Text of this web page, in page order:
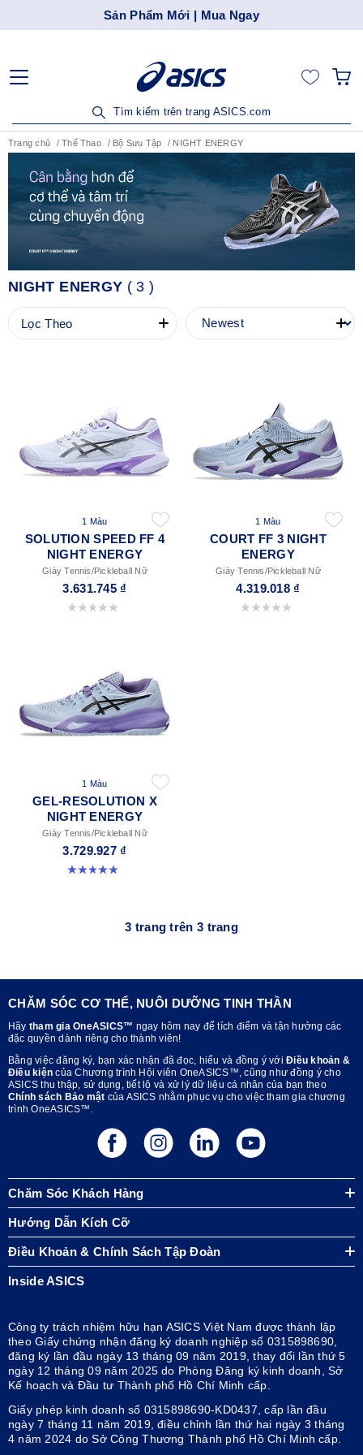
Sản Phẩm Mới | Mua Ngay
Tìm kiếm trên trang ASICS.com
Trang chủ Thể Thao Bộ Sưu Tập NIGHT ENERGY
NIGHT ENERGY ( 3)
Lọc Theo
1 Màu
SOLUTION SPEED FF 4
NIGHT ENERGY
Giày Tennis/Pickleball Nữ
3.631.745 ₫
0.0 trong số 5 sao.
1 Màu
COURT FF 3 NIGHT
ENERGY
Giày Tennis/Pickleball Nữ
4.319.018 ₫
0.0 trong số 5 sao.
1 Màu
GEL-RESOLUTION X
NIGHT ENERGY
Giày Tennis/Pickleball Nữ
3.729.927 ₫
5.0 trong số 5 sao. 1 đánh giá
3 trang trên 3 trang
CHĂM SÓC CƠ THỂ, NUÔI DƯỠNG TINH THẦN
Hãy tham gia OneASICS™ ngay hôm nay để tích điểm và tận hưởng các
đặc quyền dành riêng cho thành viên!
Bằng việc đăng ký, bạn xác nhận đã đọc, hiểu và đồng ý với Điều khoản &
Điều kiện của Chương trình Hội viên OneASICS™, cũng như đồng ý cho
ASICS thu thập, sử dụng, tiết lộ và xử lý dữ liệu cá nhân của bạn theo
Chính sách Bảo mật của ASICS nhằm phục vụ cho việc tham gia chương
trình OneASICS™.
Chăm Sóc Khách Hàng
Hướng Dẫn Kích Cỡ
Điều Khoản & Chính Sách Tập Đoàn
Inside ASICS
Công ty trách nhiệm hữu hạn ASICS Việt Nam được thành lập
theo Giấy chứng nhận đăng ký doanh nghiệp số 0315898690,
đăng ký lần đầu ngày 13 tháng 09 năm 2019, thay đổi lần thứ 5
ngày 12 tháng 09 năm 2025 do Phòng Đăng ký kinh doanh, Sở
Kế hoạch và Đầu tư Thành phố Hồ Chí Minh cấp.
Giấy phép kinh doanh số 0315898690-KD0437, cấp lần đầu
ngày 7 tháng 11 năm 2019, điều chỉnh lần thứ hai ngày 3 tháng
4 năm 2024 do Sở Công Thương Thành phố Hồ Chí Minh cấp.